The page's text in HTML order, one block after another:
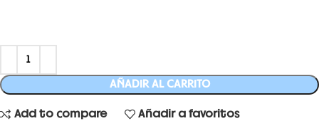
AÑADIR AL CARRITO
Add to compare Añadir a favoritos